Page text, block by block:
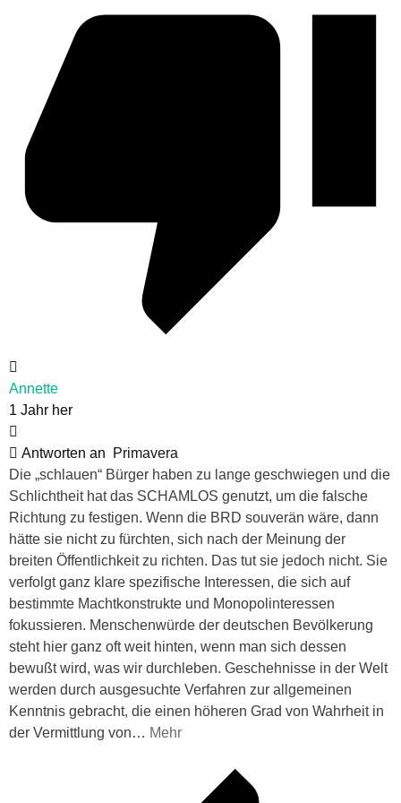
Annette
1 Jahr her
Antworten an
Primavera
Die „schlauen“ Bürger haben zu lange geschwiegen und die
Schlichtheit hat das SCHAMLOS genutzt, um die falsche
Richtung zu festigen. Wenn die BRD souverän wäre, dann
hätte sie nicht zu fürchten, sich nach der Meinung der
breiten Öffentlichkeit zu richten. Das tut sie jedoch nicht. Sie
verfolgt ganz klare spezifische Interessen, die sich auf
bestimmte Machtkonstrukte und Monopolinteressen
fokussieren. Menschenwürde der deutschen Bevölkerung
steht hier ganz oft weit hinten, wenn man sich dessen
bewußt wird, was wir durchleben. Geschehnisse in der Welt
werden durch ausgesuchte Verfahren zur allgemeinen
Kenntnis gebracht, die einen höheren Grad von Wahrheit in
der Vermittlung von… Mehr